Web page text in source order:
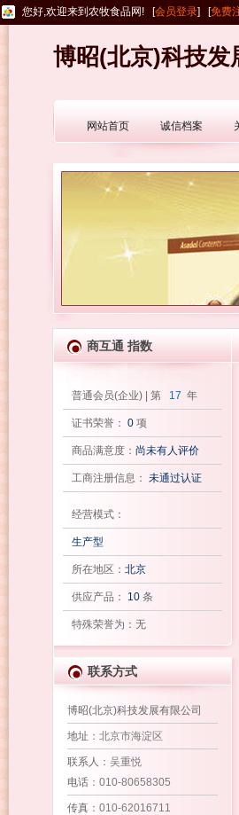
您好,欢迎来到农牧食品网! [会员登录] [免费
博昭(北京)科技发
网站首页 诚信档案
商互通 指数
普通会员(企业) | 第 17 年
证书荣誉： 0项
商品满意度： 尚未有人评价
工商注册信息： 未通过认证
经营模式：
生产型
所在地区： 北京
供应产品： 10条
特殊荣誉为：无
联系方式
博昭(北京)科技发展有限公司
地址 ：北京市海淀区
联系人 ：吴重悦
电话：010-80658305
传真：010-62016711